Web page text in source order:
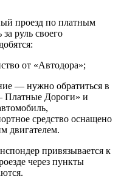
проезд по платным
руль своего
от «Автодора»;
— нужно обратиться в
Платные Дороги» и
средство оснащено
двигателем.
привязывается к
через пункты